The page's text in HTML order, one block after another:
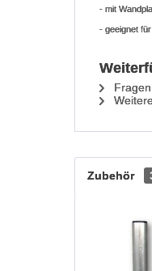
- mit
- geeignet
Zubehör